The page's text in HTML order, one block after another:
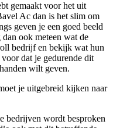
gemaakt voor het uit
Ac dan is het slim om
geven je een goed beeld
ook meteen wat de
bedrijf en bekijk wat hun
dat je gedurende dit
wilt geven.
je uitgebreid kijken naar
bedrijven wordt besproken